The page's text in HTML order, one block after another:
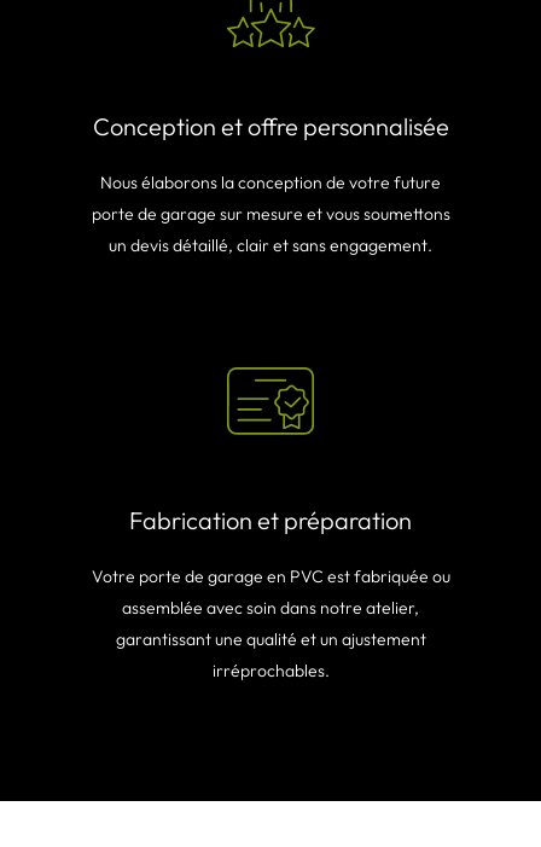
Conception et offre personnalisée
Nous élaborons la conception de votre future
porte de garage sur mesure et vous soumettons
un devis détaillé, clair et sans engagement.
Fabrication et préparation
Votre porte de garage en PVC est fabriquée ou
assemblée avec soin dans notre atelier,
garantissant une qualité et un ajustement
irréprochables.